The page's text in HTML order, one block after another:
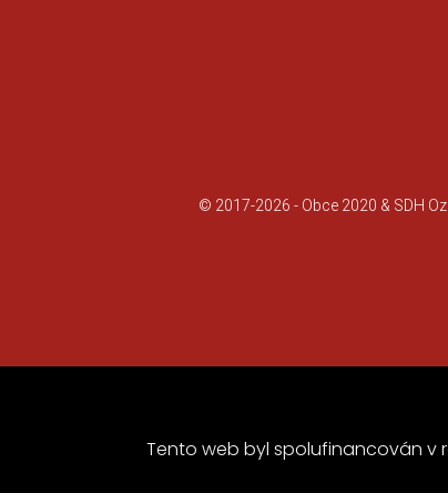
© 2017-2026 - Obce 2020 & SDH
Tento web byl spolufinancován v